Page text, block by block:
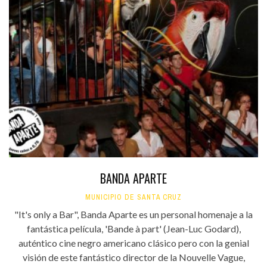
BANDA APARTE
MUNICIPIO DE SANTA CRUZ
"It's only a Bar", Banda Aparte es un personal homenaje a la
fantástica película, 'Bande à part' (Jean-Luc Godard),
auténtico cine negro americano clásico pero con la genial
visión de este fantástico director de la Nouvelle Vague,